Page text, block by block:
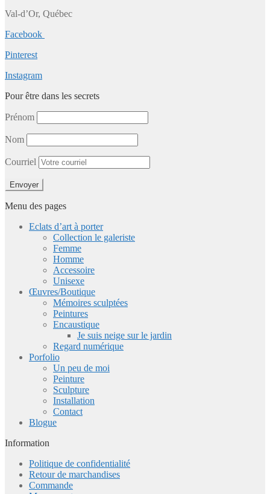
Val-d’Or, Québec
Facebook
Pinterest
Instagram
Pour être dans les secrets
Prénom
Nom
Courriel
Menu des pages
Eclats d’art à porter
Collection le galeriste
Femme
Homme
Accessoire
Unisexe
Œuvres/Boutique
Mémoires sculptées
Peintures
Encaustique
Je suis neige sur le jardin
Regard numérique
Porfolio
Un peu de moi
Peinture
Sculpture
Installation
Contact
Blogue
Information
Politique de confidentialité
Retour de marchandises
Commande